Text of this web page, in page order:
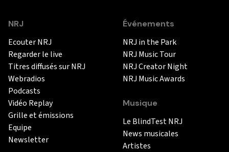
NRJ
Ecouter NRJ
Regarder le live
Titres diffusés sur NRJ
Webradios
Podcasts
Vidéo Replay
Grille et émissions
Equipe
Newsletter
Événements
NRJ in the Park
NRJ Music Tour
NRJ Creator Night
NRJ Music Awards
Musique
Le BlindTest NRJ
News musicales
Artistes